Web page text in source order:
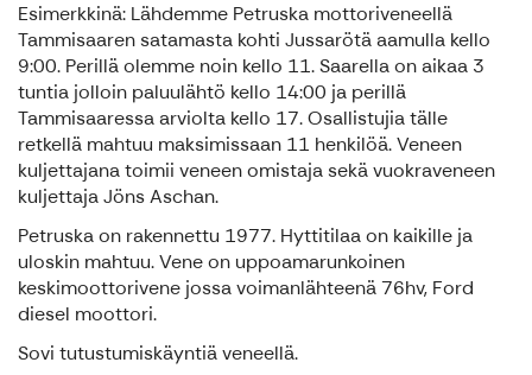
Esimerkkinä: Lähdemme Petruska mottoriveneellä
Tammisaaren satamasta kohti Jussarötä aamulla kello
9:00. Perillä olemme noin kello 11. Saarella on aikaa 3
tuntia jolloin paluulähtö kello 14:00 ja perillä
Tammisaaressa arviolta kello 17. Osallistujia tälle
retkellä mahtuu maksimissaan 11 henkilöä. Veneen
kuljettajana toimii veneen omistaja sekä vuokraveneen
kuljettaja Jöns Aschan.
Petruska on rakennettu 1977. Hyttitilaa on kaikille ja
uloskin mahtuu. Vene on uppoamarunkoinen
keskimoottorivene jossa voimanlähteenä 76hv, Ford
diesel moottori.
Sovi tutustumiskäyntiä veneellä.